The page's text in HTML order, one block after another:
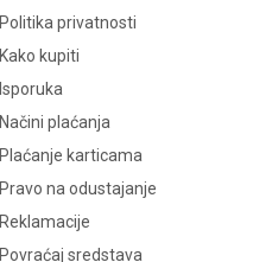
Politika privatnosti
Kako kupiti
Isporuka
Načini plaćanja
Plaćanje karticama
Pravo na odustajanje
Reklamacije
Povraćaj sredstava